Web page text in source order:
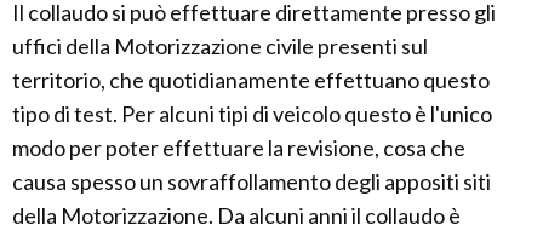
Il collaudo si può effettuare direttamente presso gli
uffici della Motorizzazione civile presenti sul
territorio, che quotidianamente effettuano questo
tipo di test. Per alcuni tipi di veicolo questo è l'unico
modo per poter effettuare la revisione, cosa che
causa spesso un sovraffollamento degli appositi siti
della Motorizzazione. Da alcuni anni il collaudo è